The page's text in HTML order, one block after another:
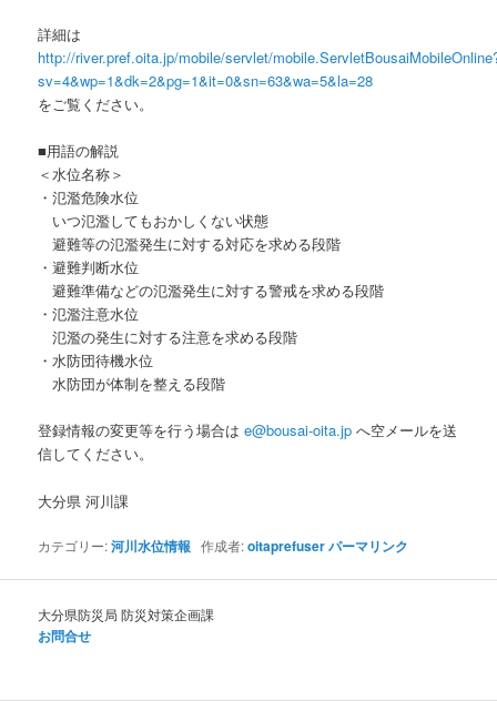
詳細は
http://river.pref.oita.jp/mobile/servlet/
sv=4&wp=1&dk=2&pg=1&it=0&sn=63&wa=5&la=28
をご覧ください。
■用語の解説
＜水位名称＞
・氾濫危険水位
いつ氾濫してもおかしくない状態
避難等の氾濫発生に対する対応を求める段階
・避難判断水位
避難準備などの氾濫発生に対する警戒を求める段階
・氾濫注意水位
氾濫の発生に対する注意を求める段階
・水防団待機水位
水防団が体制を整える段階
登録情報の変更等を行う場合はe@bousai-oita.jp へ空メールを送
信してください。
大分県 河川課
カテゴリー:河川水位情報 作成者:oitaprefuserパーマリンク
大分県防災局 防災対策企画課
お問合せ